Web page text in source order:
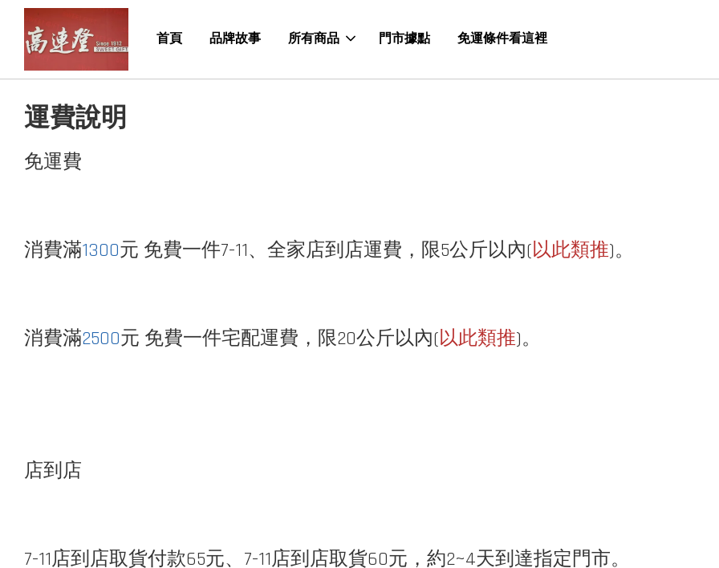
首頁 品牌故事 所有商品 門市據點 免運條件看這裡
運費說明
免運費
消費滿1300元 免費一件7-11、全家店到店運費，限5公斤以內(以此類推)。
消費滿2500元 免費一件宅配運費，限20公斤以內(以此類推)。
店到店
7-11店到店取貨付款65元、7-11店到店取貨60元，約2~4天到達指定門市。